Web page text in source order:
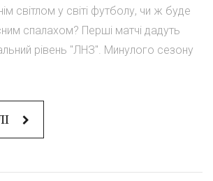
світлом у світі футболу, чи ж буде
спалахом? Перші матчі дадуть
рівень "ЛНЗ". Минулого сезону